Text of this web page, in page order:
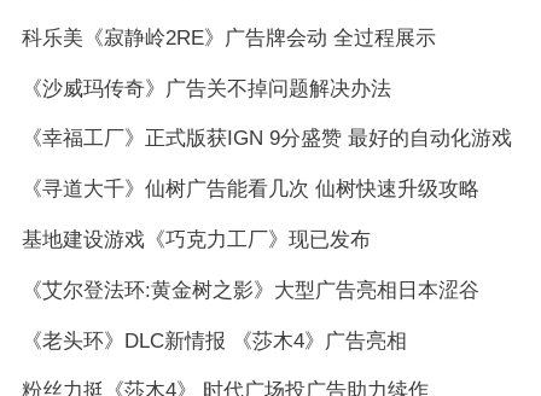
科乐美《寂静岭2RE》广告牌会动 全过程展示
《沙威玛传奇》广告关不掉问题解决办法
《幸福工厂》正式版获IGN 9分盛赞 最好的自动化游戏
《寻道大千》仙树广告能看几次 仙树快速升级攻略
基地建设游戏《巧克力工厂》现已发布
《艾尔登法环:黄金树之影》大型广告亮相日本涩谷
《老头环》DLC新情报 《莎木4》广告亮相
粉丝力挺《莎木4》 时代广场投广告助力续作